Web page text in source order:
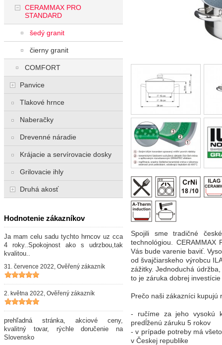
Spojili sme tradičné
technológiou.
Vás bude varenie baviť.
od švajčiarskeho výrobcu
zážitky. Jednoduchá
to je záruka dobrej
Prečo naši zákazníci kupujú
- ručíme za jeho vysokú
predĺženú záruku 5 rokov
- v prípade potreby má
v Českej republike
CERAMMAX PRO
STANDARD
šedý granit
čierny granit
COMFORT
Panvice
Tlakové hrnce
Naberačky
Drevenné náradie
Krájacie a servírovacie dosky
Grilovacie ihly
Druhá akosť
Hodnotenie zákazníkov
Ja mam celu sadu tychto hrncov uz cca
4 roky..Spokojnost ako s udrzbou,tak
kvalitou..
31. července 2022, Ověřený zákazník
2. května 2022, Ověřený zákazník
prehľadná stránka, akciové ceny,
kvalitný tovar, rýchle doručenie na
Slovensko